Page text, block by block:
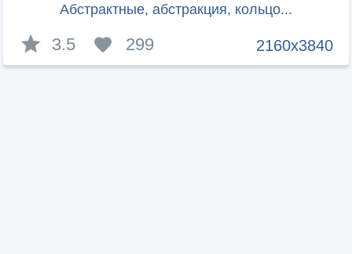
Абстрактные, абстракция, кольцо...
2160x3840
3.5 299